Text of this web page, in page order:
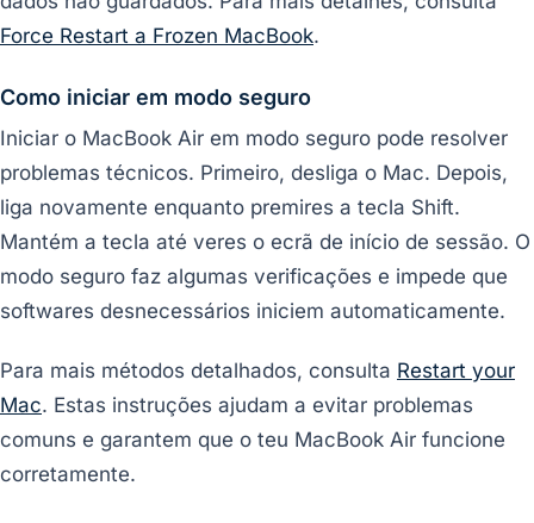
Force Restart a Frozen MacBook.
Como iniciar em modo seguro
Iniciar o MacBook Air em modo seguro pode resolver
problemas técnicos. Primeiro, desliga o Mac. Depois,
liga novamente enquanto premires a tecla Shift.
Mantém a tecla até veres o ecrã de início de sessão. O
modo seguro faz algumas verificações e impede que
softwares desnecessários iniciem automaticamente.
Para mais métodos detalhados, consulta Restart your
Mac. Estas instruções ajudam a evitar problemas
comuns e garantem que o teu MacBook Air funcione
corretamente.